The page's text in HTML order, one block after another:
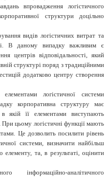
впровадження логістичного
структури доцільно
видів логістичних витрат та
В даному випадку важливим є
центрів відповідальності, який
структурі поряд з традиційними
додатково центру створення
логістичної системи
корпоративна структуру має
в якій її елементами виступають
При цьому логістичні функції мають
Це дозволить посилити рівень
системи, визначити найбільш
та, в результаті, оцінити
інформаційно-аналітичного